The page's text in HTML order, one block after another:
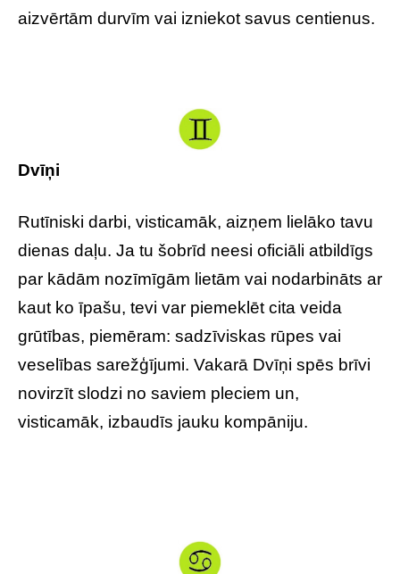
aizvērtām durvīm vai izniekot savus centienus.
Dvīņi
Rutīniski darbi, visticamāk, aizņem lielāko tavu
dienas daļu. Ja tu šobrīd neesi oficiāli atbildīgs
par kādām nozīmīgām lietām vai nodarbināts ar
kaut ko īpašu, tevi var piemeklēt cita veida
grūtības, piemēram: sadzīviskas rūpes vai
veselības sarežģījumi. Vakarā Dvīņi spēs brīvi
novirzīt slodzi no saviem pleciem un,
visticamāk, izbaudīs jauku kompāniju.